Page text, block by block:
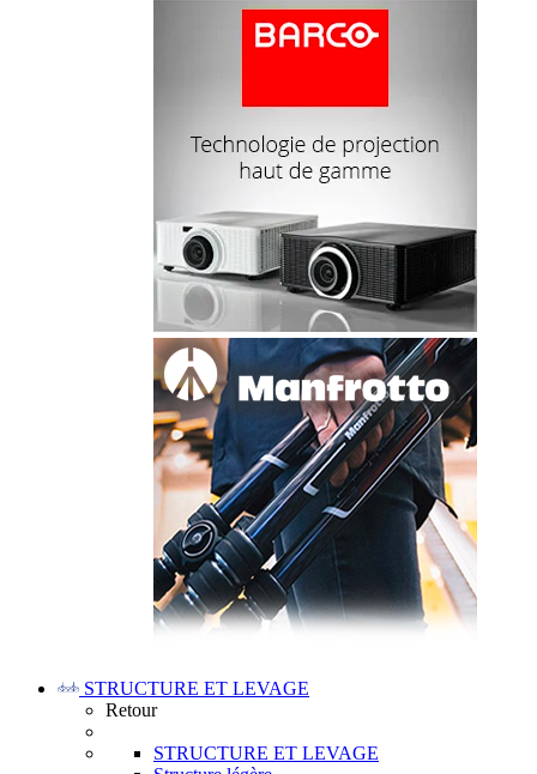
STRUCTURE ET LEVAGE
Retour
STRUCTURE ET LEVAGE